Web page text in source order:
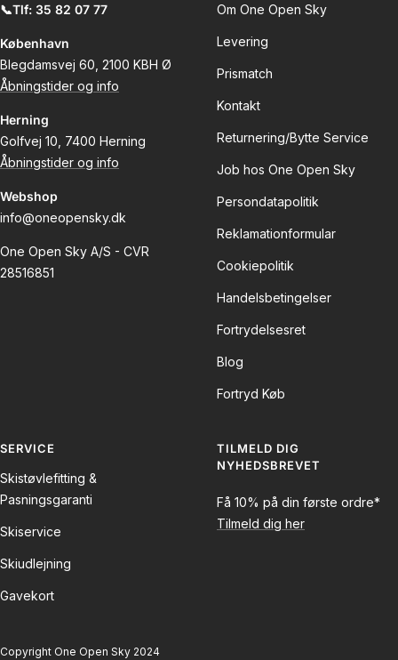
📞Tlf: 35 82 07 77
København
Blegdamsvej 60, 2100 KBH Ø
Åbningstider og info
Herning
Golfvej 10, 7400 Herning
Åbningstider og info
Webshop
info@oneopensky.dk
One Open Sky A/S - CVR
28516851
Om One Open Sky
Levering
Prismatch
Kontakt
Returnering/Bytte Service
Job hos One Open Sky
Persondatapolitik
Reklamationformular
Cookiepolitik
Handelsbetingelser
Fortrydelsesret
Blog
Fortryd Køb
SERVICE
Skistøvlefitting &
Pasningsgaranti
Skiservice
Skiudlejning
Gavekort
TILMELD DIG
NYHEDSBREVET
Få 10% på din første ordre*
Tilmeld dig her
Copyright One Open Sky 2024